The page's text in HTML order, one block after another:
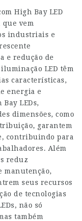
High Bay LED
vem
industriais e
e redução de
LED têm
características,
energia e
LEDs,
dimensões, como
garantem
contribuindo para
Além
reduz
manutenção,
seus recursos
de tecnologias
não só
também